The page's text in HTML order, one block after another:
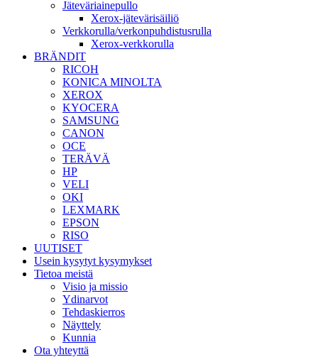
Jäteväriainepullo
Xerox-jätevärisäiliö
Verkkorulla/verkonpuhdistusrulla
Xerox-verkkorulla
BRÄNDIT
RICOH
KONICA MINOLTA
XEROX
KYOCERA
SAMSUNG
CANON
OCE
TERÄVÄ
HP
VELI
OKI
LEXMARK
EPSON
RISO
UUTISET
Usein kysytyt kysymykset
Tietoa meistä
Visio ja missio
Ydinarvot
Tehdaskierros
Näyttely
Kunnia
Ota yhteyttä